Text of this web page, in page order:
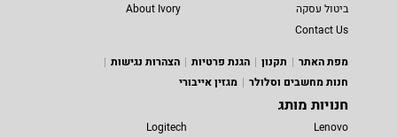
ביטול עסקה
About Ivory
Contact Us
מפת האתר
תקנון הגנת פרטיות
הצהרות נגישות
חנות מחשבים וסלולר
מגזין אייבורי
חנויות מותג
Lenovo
Logitech